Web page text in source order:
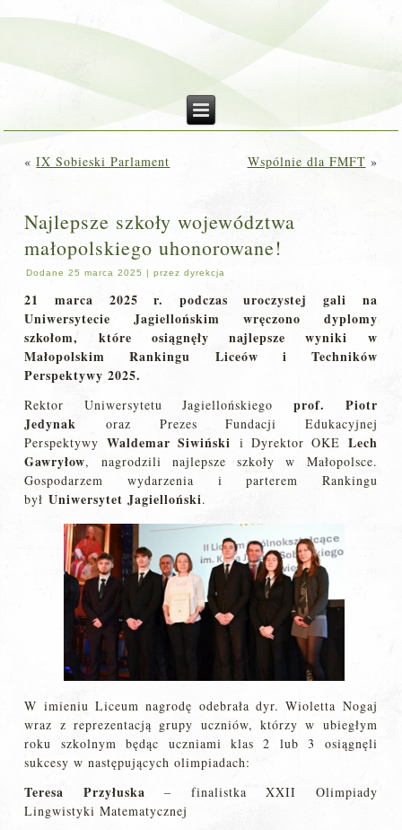
«IX Sobieski Parlament Wspólnie dla FMFT »
Najlepsze szkoły województwa
małopolskiego uhonorowane!
Dodane 25 marca 2025 |przez dyrekcja
21 marca 2025 r. podczas uroczystej gali na
Uniwersytecie Jagiellońskim wręczono dyplomy
szkołom, które osiągnęły najlepsze wyniki w
Małopolskim Rankingu Liceów i Techników
Perspektywy 2025.
Rektor Uniwersytetu Jagiellońskiegoprof. Piotr
Jedynak oraz Prezes Fundacji Edukacyjnej
PerspektywyWaldemar Siwiński i Dyrektor OKE Lech
Gawryłow, nagrodzili najlepsze szkoły w Małopolsce.
Gospodarzem wydarzenia i parterem Rankingu
byłUniwersytet Jagielloński.
W imieniu Liceum nagrodę odebrała dyr. Wioletta Nogaj
wraz z reprezentacją grupy uczniów, którzy w ubiegłym
roku szkolnym będąc uczniami klas 2 lub 3 osiągnęli
sukcesy w następujących olimpiadach:
Teresa Przyłuska – finalistka XXII Olimpiady
Lingwistyki Matematycznej